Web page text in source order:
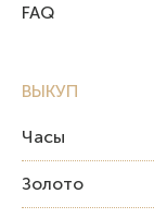
FAQ
ВЫКУП
Часы
Золото